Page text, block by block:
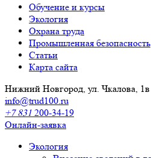
Обучение и курсы
Экология
Охрана труда
Промышленная безопасность
Cтатьи
Карта сайта
Нижний Новгород, ул. Чкалова, 1в
info@trud100.ru
+7 831 200-34-19
Онлайн-заявка
Экология